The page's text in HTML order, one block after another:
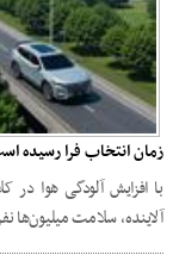
زمان انتخاب فرا رسیده
با افزایش آلودگی هوا
آلاینده، سلامت میلیون‌ها